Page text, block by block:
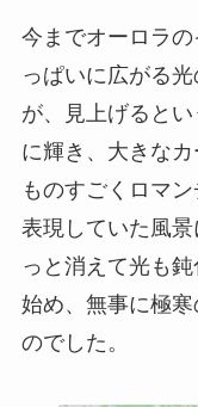
今までオーロラ
っぱいに広がる
が、見上げると
に輝き、大きな
ものすごくロマ
表現していた風
っと消えて光も
始め、無事に極
のでした。